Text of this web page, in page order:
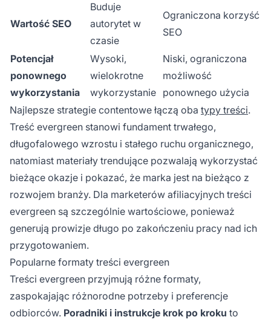
Wartość SEO
Buduje
autorytet w
czasie
Ograniczona korzyść
SEO
Potencjał
ponownego
wykorzystania
Wysoki,
wielokrotne
wykorzystanie
Niski, ograniczona
możliwość
ponownego użycia
Najlepsze strategie contentowe łączą oba typy treści.
Treść evergreen stanowi fundament trwałego,
długofalowego wzrostu i stałego ruchu organicznego,
natomiast materiały trendujące pozwalają wykorzystać
bieżące okazje i pokazać, że marka jest na bieżąco z
rozwojem branży. Dla marketerów afiliacyjnych treści
evergreen są szczególnie wartościowe, ponieważ
generują prowizje długo po zakończeniu pracy nad ich
przygotowaniem.
Popularne formaty treści evergreen
Treści evergreen przyjmują różne formaty,
zaspokajając różnorodne potrzeby i preferencje
odbiorców. Poradniki i instrukcje krok po kroku to